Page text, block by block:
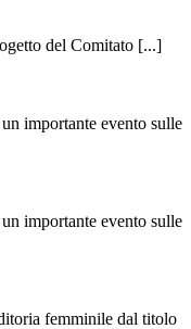
del Comitato [...]
importante evento sulle
importante evento sulle
femminile dal titolo